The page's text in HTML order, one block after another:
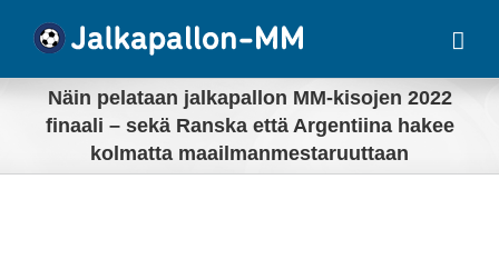
content
Näin pelataan jalkapallon MM-kisojen 2022
finaali – sekä Ranska että Argentiina hakee
kolmatta maailmanmestaruuttaan